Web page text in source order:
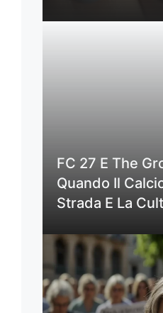
FC 27 E The
Quando Il
Strada E La